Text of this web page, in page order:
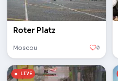
Roter Platz
Moscou 0